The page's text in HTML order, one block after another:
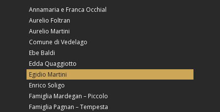
Annamaria e Franca Occhial
Aurelio Foltran
Aurelio Martini
Comune di Vedelago
Ebe Baldi
Edda Quaggiotto
Egidio Martini
Enrico Soligo
Famiglia Mardegan – Piccolo
Famiglia Pagnan – Tempesta